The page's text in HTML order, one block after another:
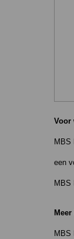
Voor
MBS
een
MBS
MBS